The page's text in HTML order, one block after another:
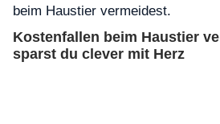
Kostenfallen beim Haustier
sparst du clever mit Herz